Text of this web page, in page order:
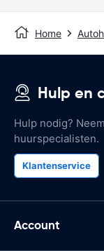
Home
Hulp en
Hulp nodig?
huurspecialisten.
Klantenservice
Account